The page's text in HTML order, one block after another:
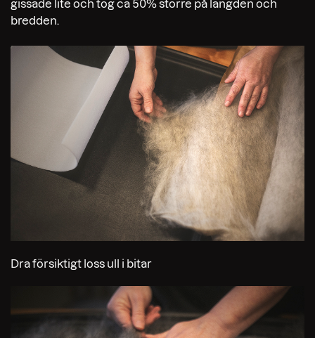
gissade lite och tog ca 50% större på längden och
bredden.
Dra försiktigt loss ull i bitar